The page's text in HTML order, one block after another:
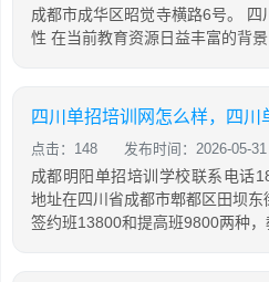
成都市成华区昭觉寺横路6号。
性 在当前教育资源日益丰富的背景
四川单招培训网怎么样，四川
点击：148 发布时间：2026-05-31
成都明阳单招培训学校联系电话
地址在四川省成都市郫都区田坝
签约班13800和提高班9800两种，